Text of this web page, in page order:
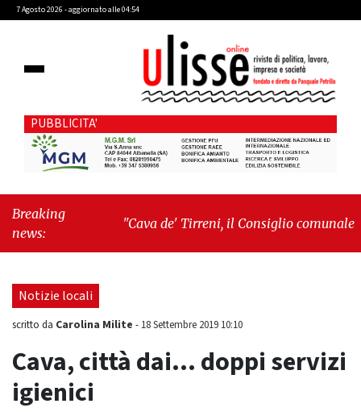
7 Agosto 2026 - aggiornato alle 04:54
PUBBLICITA'
Breaking
news:
"Cava de' Tirreni, il Consiglio comunale
Mare, giornata storica: la ceramica ammessa
alla fase europea per l’IGP"
Notizie locali
scritto da Carolina Milite - 18 Settembre 2019 10:10
Cava, città dai… doppi servizi
igienici